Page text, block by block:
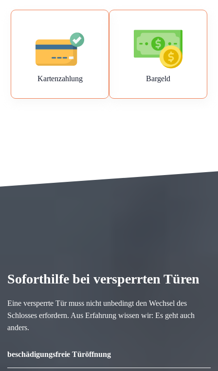
Kartenzahlung Bargeld
Soforthilfe bei versperrten Türen
Eine versperrte Tür muss nicht unbedingt den Wechsel des
Schlosses erfordern. Aus Erfahrung wissen wir: Es geht auch
anders.
beschädigungsfreie Türöffnung